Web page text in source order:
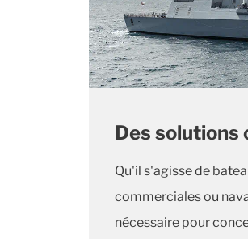
Des solutions
Qu'il s'agisse de
commerciales ou
nécessaire pour